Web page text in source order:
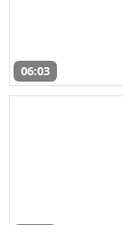
06:03